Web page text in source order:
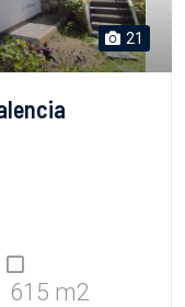
21
615 m2